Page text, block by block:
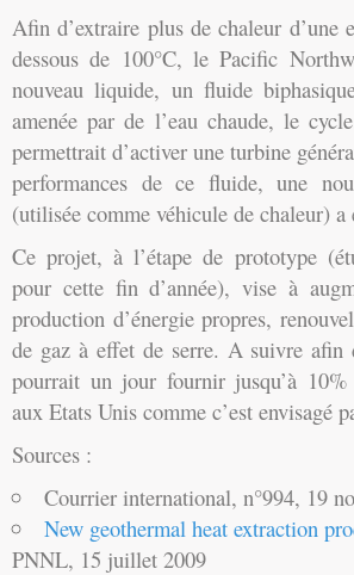
Afin d’extraire plus de chaleur d’une
dessous de 100°C, le Pacific
nouveau liquide, un fluide
amenée par de l’eau chaude, le
permettrait d’activer une turbine
performances de ce fluide, une
(utilisée comme véhicule de chaleur) a
Ce projet, à l’étape de prototype
pour cette fin d’année), vise à
production d’énergie propres,
de gaz à effet de serre. A suivre afin
pourrait un jour fournir jusqu’à 10%
aux Etats Unis comme c’est envisagé
Sources :
Courrier international, n°994, 19
New geothermal heat extraction
PNNL, 15 juillet 2009